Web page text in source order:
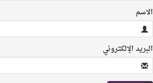
الاسم
البريد الإلكتروني